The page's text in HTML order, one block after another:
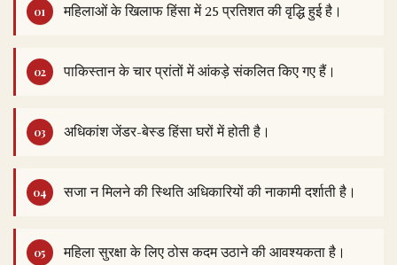
महिलाओं के खिलाफ हिंसा में 25 प्रतिशत की वृद्धि हुई है।
पाकिस्तान के चार प्रांतों में आंकड़े संकलित किए गए हैं।
अधिकांश जेंडर-बेस्ड हिंसा घरों में होती है।
सजा न मिलने की स्थिति अधिकारियों की नाकामी दर्शाती है।
महिला सुरक्षा के लिए ठोस कदम उठाने की आवश्यकता है।